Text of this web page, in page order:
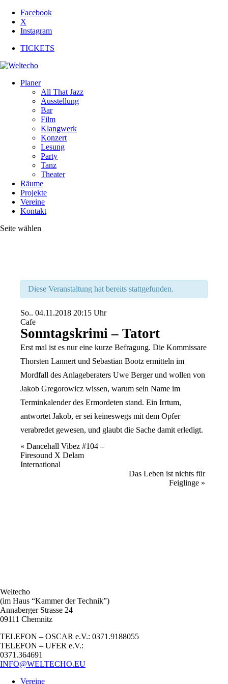
Facebook
X
Instagram
TICKETS
Planer
All That Jazz
Ausstellung
Bar
Film
Klangwerk
Konzert
Lesung
Party
Tanz
Theater
Räume
Projekte
Vereine
Kontakt
Seite wählen
Diese Veranstaltung hat bereits stattgefunden.
So.. 04.11.2018 20:15 Uhr
Cafe
Sonntagskrimi – Tatort
Erst mal ist es nur eine kurze Befragung. Die Kommissare
Thorsten Lannert und Sebastian Bootz ermitteln im
Mordfall des Anlageberaters Uwe Berger und wollen von
Jakob Gregorowicz wissen, warum sein Name im
Terminkalender des Ermordeten stand. Ein Irrtum,
antwortet Jakob, er sei keineswegs mit dem Opfer
verabredet gewesen, und glaubt die Sache damit erledigt.
Veranstaltung
Navigation
« Dancehall Vibez #104 –
Firesound X Delam
International
Das Leben ist nichts für
Feiglinge »
Weltecho
(im Haus “Kammer der Technik”)
Annaberger Strasse 24
09111 Chemnitz
TELEFON – OSCAR e.V.: 0371.9188055
TELEFON – UFER e.V.:
0371.364691
INFO@WELTECHO.EU
Vereine